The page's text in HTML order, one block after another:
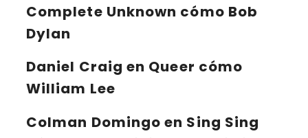
Complete Unknown cómo Bob
Dylan
Daniel Craig en Queer cómo
William Lee
Colman Domingo en Sing Sing